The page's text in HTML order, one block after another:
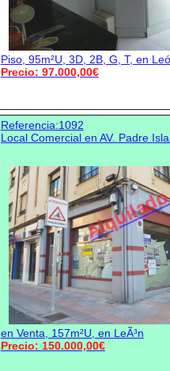
Piso, 95m²U, 3D, 2B, G, T, en
Precio: 97.000,00€
Referencia:1092
Local Comercial en AV. Padre
en Venta, 157m²U, en LeÃ³n
Precio: 150.000,00€